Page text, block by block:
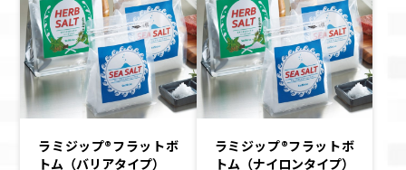
ラミジップ®フラットボ
トム（バリアタイプ）
ラミジップ®フラットボ
トム（ナイロンタイプ）